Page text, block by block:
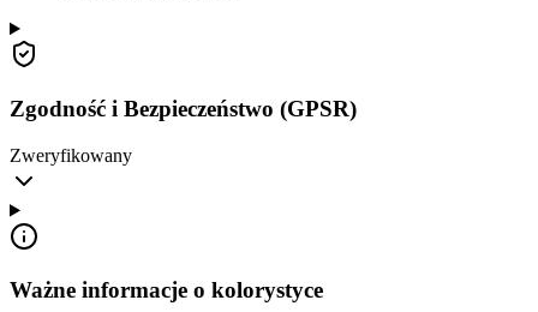
Zgodność i Bezpieczeństwo (GPSR)
Zweryfikowany
Ważne informacje o kolorystyce